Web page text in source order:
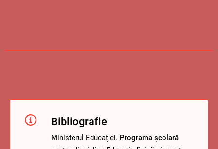
Bibliografie
Ministerul Educației. Programa școlară